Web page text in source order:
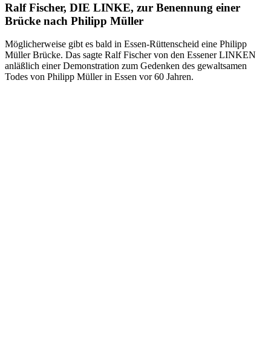
Ralf Fischer, DIE LINKE, zur Benennung einer
Brücke nach Philipp Müller
Möglicherweise gibt es bald in Essen-Rüttenscheid eine Philipp
Müller Brücke. Das sagte Ralf Fischer von den Essener LINKEN
anläßlich einer Demonstration zum Gedenken des gewaltsamen
Todes von Philipp Müller in Essen vor 60 Jahren.